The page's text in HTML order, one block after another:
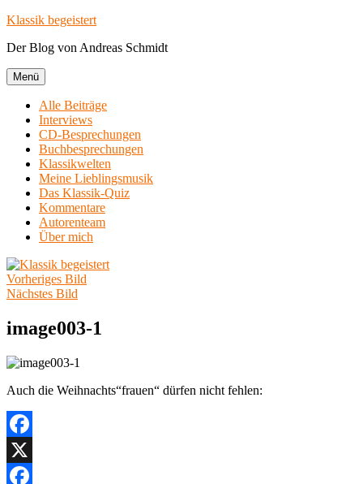
Zum
springen
Klassik begeistert
Der Blog von Andreas Schmidt
Menü
Alle Beiträge
Interviews
CD-Besprechungen
Buchbesprechungen
Klassikwelten
Meine Lieblingsmusik
Das Klassik-Quiz
Kommentare
Autorenteam
Über mich
Vorheriges Bild
Nächstes Bild
image003-1
Auch die Weihnachts“frauen“ dürfen nicht fehlen:
Facebook
X